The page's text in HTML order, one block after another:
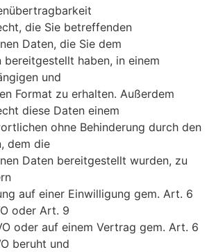
die Sie betreffenden
Daten, die Sie dem
haben, in einem
und
Format zu erhalten. Außerdem
diese Daten einem
ohne Behinderung durch den
dem die
Daten bereitgestellt wurden, zu
auf einer Einwilligung gem. Art. 6
oder Art. 9
oder auf einem Vertrag gem. Art. 6
beruht und